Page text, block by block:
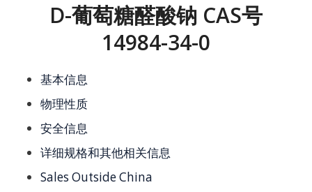
D-葡萄糖醛酸钠 CAS号
14984-34-0
基本信息
物理性质
安全信息
详细规格和其他相关信息
Sales Outside China